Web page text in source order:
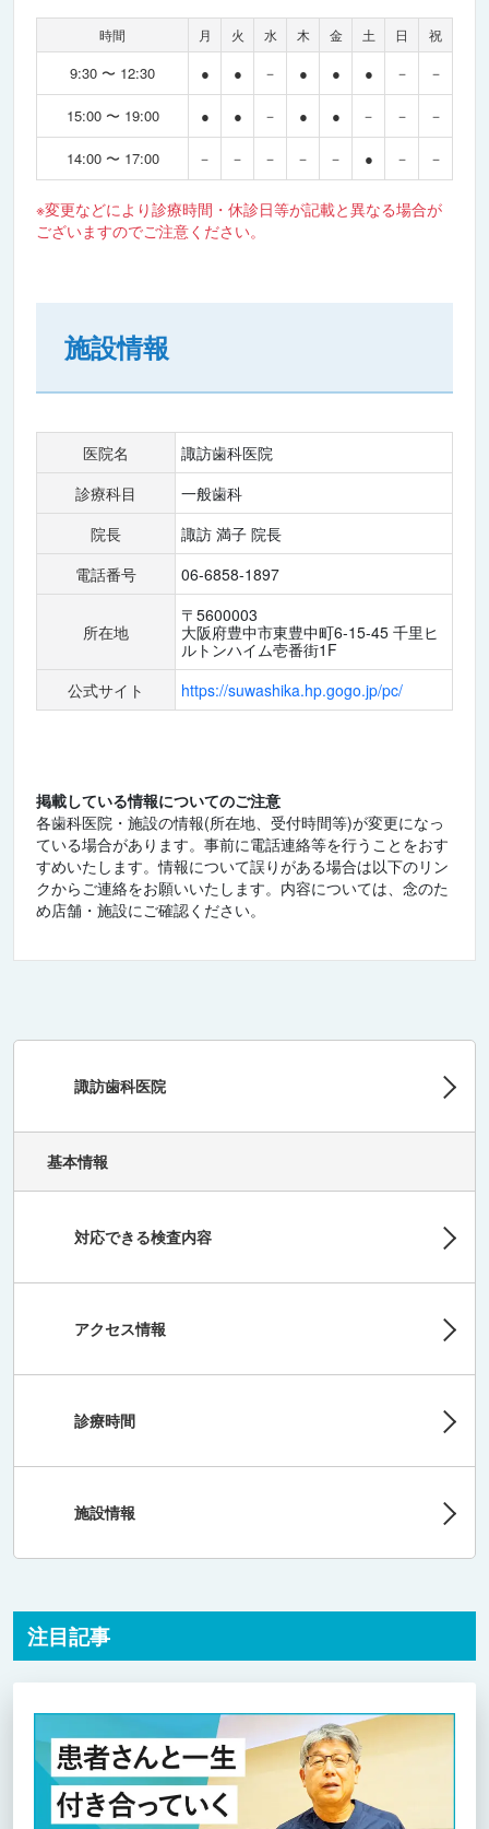
時間 月 火 水 木 金 土 日 祝
9:30 〜 12:30 ● ● － ● ● ● － －
15:00 〜 19:00 ● ● － ● ● － － －
14:00 〜 17:00 － － － － － ● － －
※変更などにより診療時間・休診日等が記載と異なる場合が
ございますのでご注意ください。
施設情報
医院名
諏訪歯科医院
診療科目
一般歯科
院長
諏訪 満子 院長
電話番号
06-6858-1897
所在地
〒5600003
大阪府豊中市東豊中町6-15-45 千里ヒ
ルトンハイム壱番街1F
公式サイト
https://suwashika.hp.gogo.jp/pc/
掲載している情報についてのご注意
各歯科医院・施設の情報(所在地、受付時間等)が変更になっ
ている場合があります。事前に電話連絡等を行うことをおす
すめいたします。情報について誤りがある場合は以下のリン
クからご連絡をお願いいたします。内容については、念のた
め店舗・施設にご確認ください。
諏訪歯科医院
基本情報
対応できる検査内容
アクセス情報
診療時間
施設情報
注目記事